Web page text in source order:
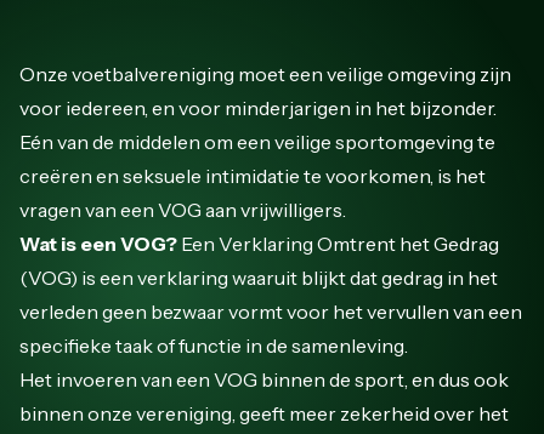
Onze voetbalvereniging moet een veilige omgeving zijn
voor iedereen, en voor minderjarigen in het bijzonder.
Eén van de middelen om een veilige sportomgeving te
creëren en seksuele intimidatie te voorkomen, is het
vragen van een VOG aan vrijwilligers.
Wat is een VOG? Een Verklaring Omtrent het Gedrag
(VOG) is een verklaring waaruit blijkt dat gedrag in het
verleden geen bezwaar vormt voor het vervullen van een
specifieke taak of functie in de samenleving.
Het invoeren van een VOG binnen de sport, en dus ook
binnen onze vereniging, geeft meer zekerheid over het